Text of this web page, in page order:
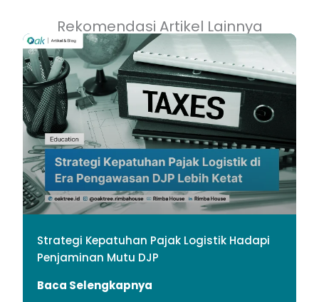
Rekomendasi Artikel Lainnya
Strategi Kepatuhan Pajak Logistik Hadapi
Penjaminan Mutu DJP
Baca Selengkapnya